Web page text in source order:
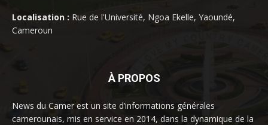
Localisation : Rue de l'Université, Ngoa Ekelle, Yaoundé,
Cameroun
À PROPOS
News du Camer est un site d’informations générales
camerounais, mis en service en 2014, dans la dynamique de la